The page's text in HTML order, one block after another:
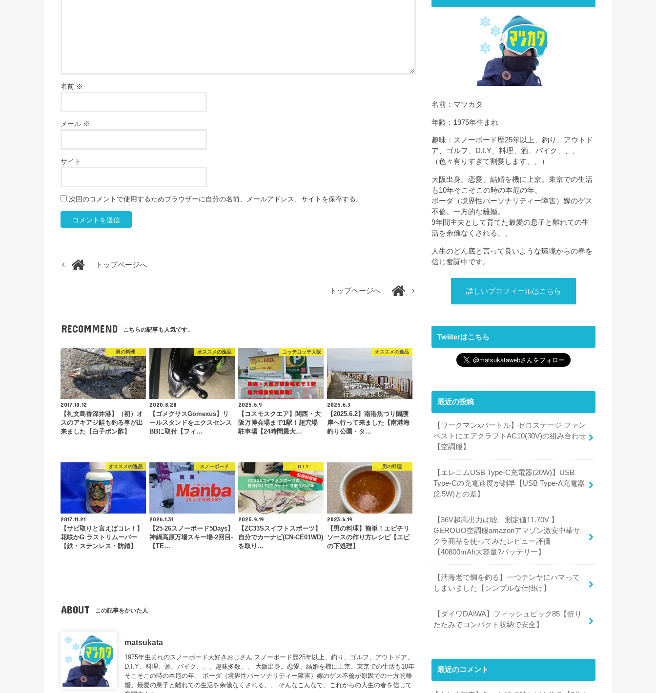
名前 ※
メール ※
サイト
次回のコメントで使用するためブラウザーに自分の名前、メールアドレス、サイトを保存する。
トップページへ
トップページへ
RECOMMEND こちらの記事も人気です。
男の料理
2017.10.12
【礼文島香深井港】（初）オ
スのアキアジ鮭も釣る事が出
来ました【白子ポン酢】
オススメの逸品
2020.8.28
【ゴメクサスGomexus】リ
ールスタンドをエクスセンス
BBに取付【フィ…
コッテコッテ大阪
2025.6.9
【コスモスクエア】関西・大
阪万博会場まで1駅！超穴場
駐車場【24時間最大…
オススメの逸品
2025.6.3
【2025.6.2】南港魚つり園護
岸へ行って来ました【南港海
釣り公園・タ…
オススメの逸品
2017.11.21
【サビ取りと言えばコレ！】
花咲かG ラストリムーバー
【鉄・ステンレス・防錆】
スノーボード
2026.1.31
【25-26スノーボード5Days】
神鍋高原万場スキー場-2回目-
【TE…
D.I.Y
2025.9.19
【ZC33Sスイフトスポーツ】
自分でカーナビ(CN-CE01WD)
を取り…
男の料理
2023.6.19
【男の料理】簡単！エビチリ
ソースの作り方レシピ【エビ
の下処理】
ABOUT この記事をかいた人
matsukata
1975年生まれのスノーボード大好きおじさん スノーボード歴25年以上、釣り、ゴルフ、アウトドア、
D.I.Y、料理、酒、バイク、、、趣味多数、、 大阪出身。恋愛、結婚を機に上京。東京での生活も10年
そこそこの時の本厄の年、 ボーダ（境界性パーソナリティー障害）嫁のゲス不倫が原因での一方的離
婚。最愛の息子と離れての生活を余儀なくされる、、 そんなこんなで、これからの人生の春を信じて
名前：マツカタ
年齢：1975年生まれ
趣味：スノーボード歴25年以上、釣り、アウトド
ア、ゴルフ、D.I.Y、料理、酒、バイク、、、
（色々有りすぎて割愛します、、）
大阪出身。恋愛、結婚を機に上京。東京での生活
も10年そこそこの時の本厄の年、
ボーダ（境界性パーソナリティー障害）嫁のゲス
不倫。一方的な離婚。
9年間主夫として育てた最愛の息子と離れての生
活を余儀なくされる、、
人生のどん底と言って良いような環境からの春を
信じ奮闘中です。
詳しいプロフィールはこちら
Twiiterはこちら
最近の投稿
【ワークマンxバートル】ゼロステージ ファン
ベストにエアクラフトAC10(30V)の組み合わせ
【空調服】
【エレコムUSB Type-C充電器(20W)】USB
Type-Cの充電速度が劇早【USB Type-A充電器
(2.5W)との差】
【36V超高出力は嘘、測定値11.70V 】
GEROUO空調服amazonアマゾン激安中華サ
クラ商品を使ってみたレビュー評価
【40800mAh大容量?バッテリー】
【活海老で鯛を釣る】一つテンヤにハマって
しまいました【シンプルな仕掛け】
【ダイワDAIWA】フィッシュピック85【折り
たたみでコンパクト収納で安全】
最近のコメント